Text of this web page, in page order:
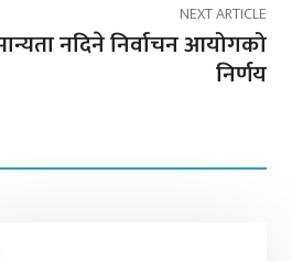
NEXT ARTICLE
नदिने निर्वाचन आयोगको
निर्णय